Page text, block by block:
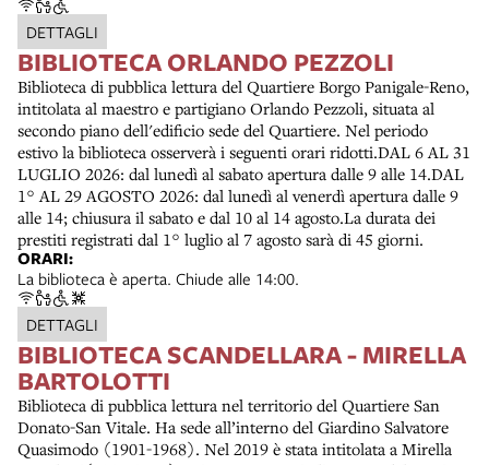
DETTAGLI
BIBLIOTECA ORLANDO PEZZOLI
Biblioteca di pubblica lettura del Quartiere Borgo Panigale-Reno,
intitolata al maestro e partigiano Orlando Pezzoli, situata al
secondo piano dell'edificio sede del Quartiere. Nel periodo
estivo la biblioteca osserverà i seguenti orari ridotti.DAL 6 AL 31
LUGLIO 2026: dal lunedì al sabato apertura dalle 9 alle 14.DAL
1° AL 29 AGOSTO 2026: dal lunedì al venerdì apertura dalle 9
alle 14; chiusura il sabato e dal 10 al 14 agosto.La durata dei
prestiti registrati dal 1° luglio al 7 agosto sarà di 45 giorni.
ORARI:
La biblioteca è aperta. Chiude alle 14:00.
DETTAGLI
BIBLIOTECA SCANDELLARA - MIRELLA
BARTOLOTTI
Biblioteca di pubblica lettura nel territorio del Quartiere San
Donato-San Vitale. Ha sede all’interno del Giardino Salvatore
Quasimodo (1901-1968). Nel 2019 è stata intitolata a Mirella